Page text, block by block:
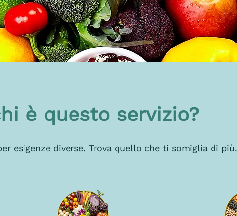
è questo servizio?
esigenze diverse. Trova quello che ti somiglia di più.